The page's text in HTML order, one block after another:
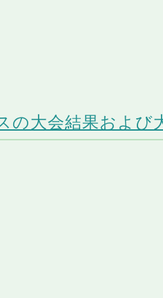
の大会結果および